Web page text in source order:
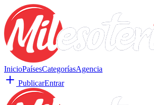
InicioPaísesCategoríasAgencia
PublicarEntrar